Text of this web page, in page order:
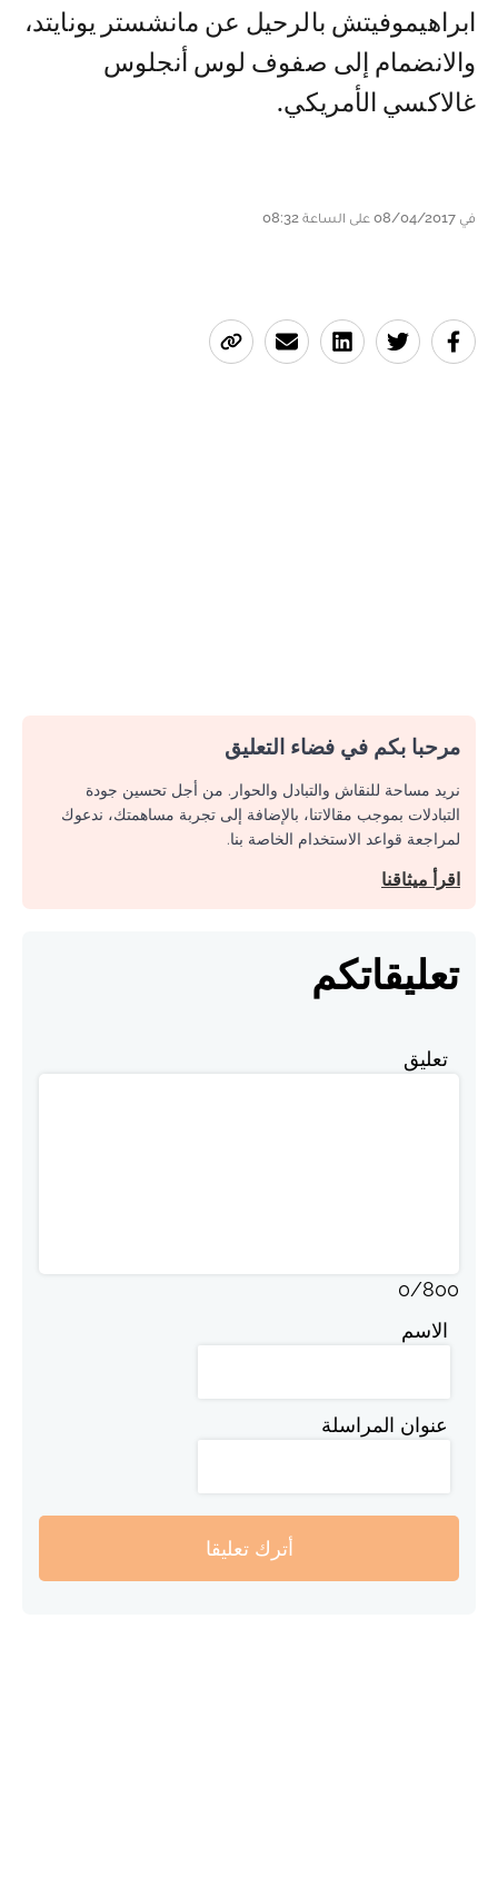
ابراهيموفيتش بالرحيل عن مانشستر يونايتد،
والانضمام إلى صفوف لوس أنجلوس
غالاكسي الأمريكي.
في 08/04/2017 على الساعة 08:32
مرحبا بكم في فضاء التعليق
نريد مساحة للنقاش والتبادل والحوار. من أجل تحسين جودة
التبادلات بموجب مقالاتنا، بالإضافة إلى تجربة مساهمتك، ندعوك
لمراجعة قواعد الاستخدام الخاصة بنا.
اقرأ ميثاقنا
تعليقاتكم
تعليق
0/800
الاسم
عنوان المراسلة
أترك تعليقا